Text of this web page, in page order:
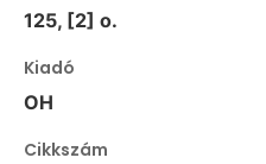
125, [2] o.
Kiadó
OH
Cikkszám